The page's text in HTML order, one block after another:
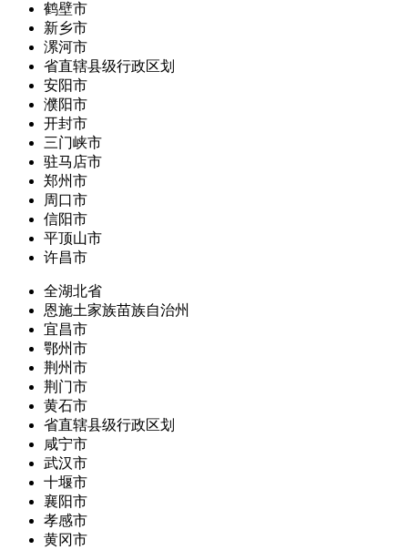
鹤壁市
新乡市
漯河市
省直辖县级行政区划
安阳市
濮阳市
开封市
三门峡市
驻马店市
郑州市
周口市
信阳市
平顶山市
许昌市
全湖北省
恩施土家族苗族自治州
宜昌市
鄂州市
荆州市
荆门市
黄石市
省直辖县级行政区划
咸宁市
武汉市
十堰市
襄阳市
孝感市
黄冈市